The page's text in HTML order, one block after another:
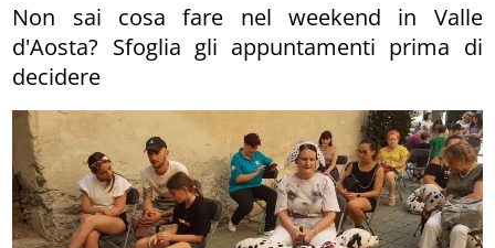
Non sai cosa fare nel weekend in Valle
d'Aosta? Sfoglia gli appuntamenti prima di
decidere